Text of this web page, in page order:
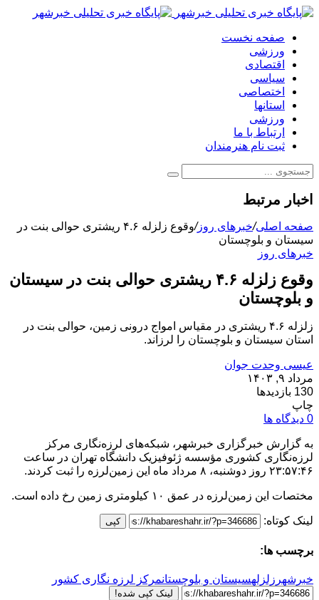
صفحه نخست
ورزشی
اقتصادی
سیاسی
اختصاصی
استانها
ورزشی
ارتباط با ما
ثبت نام هنرمندان
اخبار مرتبط
صفحه اصلی/خبرهای روز/
وقوع زلزله ۴.۶ ریشتری حوالی بنت در
سیستان‌ و بلوچستان
خبرهای روز
وقوع زلزله ۴.۶ ریشتری حوالی بنت در سیستان‌
و بلوچستان
زلزله ۴.۶ ریشتری در مقیاس امواج درونی زمین، حوالی بنت در
استان سیستان‌ و بلوچستان را لرزاند.
عیسی وحدت جوان
مرداد ۹, ۱۴۰۳
130 بازدیدها
چاپ
0 دیدگاه ها
به گزارش خبرگزاری خبرشهر، شبکه‌های لرزه‌نگاری مرکز
لرزه‌نگاری کشوری مؤسسه ژئوفیزیک دانشگاه تهران در ساعت
۲۳:۵۷:۴۶ روز دوشنبه، ۸ مرداد ماه این زمین‌لرزه را ثبت کردند.
مختصات این زمین‌لرزه در عمق ۱۰ کیلومتری زمین رخ داده است.
لینک کوتاه: کپی
برچسب ها:
خبرشهر زلزلهسیستان و بلوچستانمرکز لرزه نگاری کشور
لینک کپی شده!